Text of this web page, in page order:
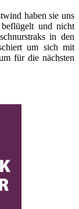
haben sie uns
beflügelt und nicht
in den
um sich mit
für die nächsten